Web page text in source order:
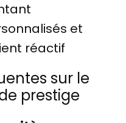
et
réactif
sur le
prestige